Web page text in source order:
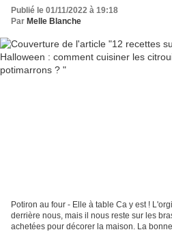
Publié le 01/11/2022 à 19:18
Par Melle Blanche
Potiron au four - Elle à table Ca y est !
derrière nous, mais il nous reste sur les
achetées pour décorer la maison. La